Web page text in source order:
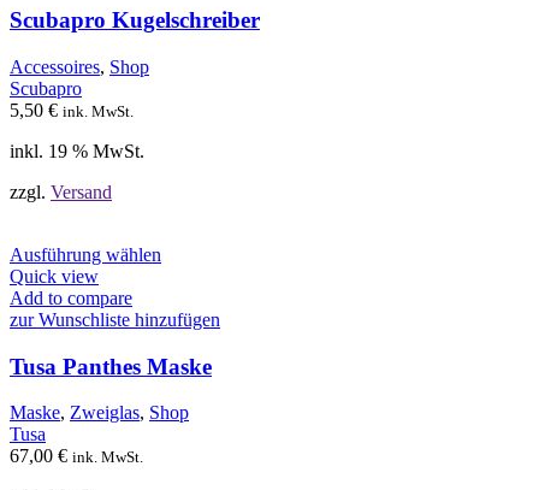
Scubapro Kugelschreiber
Accessoires, Shop
Scubapro
5,50 € ink. MwSt.
inkl. 19 % MwSt.
zzgl. Versand
Ausführung wählen
mehrere
auf.
Die
Optionen
können
Quick view
Add to compare
zur Wunschliste hinzufügen
Tusa Panthes Maske
Maske, Zweiglas, Shop
Tusa
67,00 € ink. MwSt.